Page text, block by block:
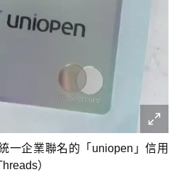
一企業聯名的「uniopen」信用
）